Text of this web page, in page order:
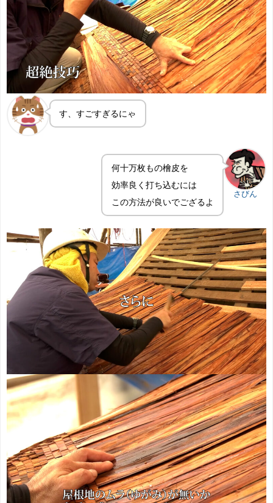
す、すごすぎるにゃ
さびん
何十万枚もの檜皮を
効率良く打ち込むには
この方法が良いでござるよ